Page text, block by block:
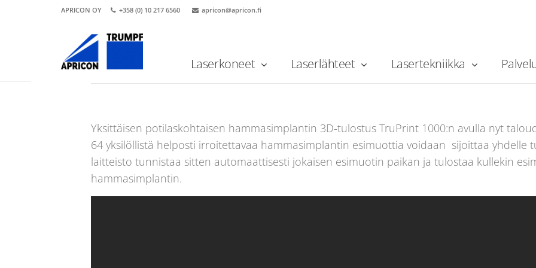
APRICON OY +358 (0) 10 217 6560 apricon@apricon.fi
Laserkoneet Laserlähteet Lasertekniikka
Hammaslääketiede: yksittäisen
Yksittäisen potilaskohtaisen hammasimplantin 3D-tulostus TruPrint 1000:n avulla nyt
64 yksilöllistä helposti irroitettavaa hammasimplantin esimuottia voidaan sijoittaa yhdelle
laitteisto tunnistaa sitten automaattisesti jokaisen esimuotin paikan ja tulostaa kullekin
hammasimplantin.